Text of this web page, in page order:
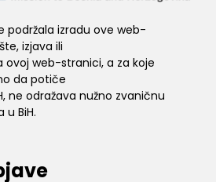
podržala izradu ove web-
izjava ili
ovoj web-stranici, a za koje
da potiče
ne odražava nužno zvaničnu
u BiH.